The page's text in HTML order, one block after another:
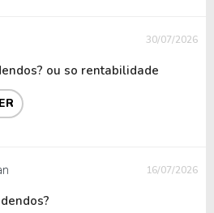
30/07/2026
ou so rentabilidade
16/07/2026